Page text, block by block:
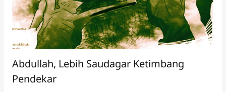
Abdullah, Lebih Saudagar Ketimbang
Pendekar